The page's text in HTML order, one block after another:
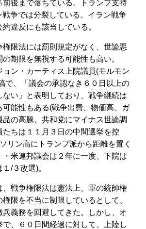
前後まで落ちている。トランプ支持
争では分裂している。イラン戦争
違反にも該当している。
権限法には罰則規定がなく、世論悪
期限を無視する可能性も高い。
ョン・カーティス上院議員(モルモン
で、「議会の承認なき６０日以上の
ない」と表明しており、戦争継続は
可能性もある(戦争出費、物価高、ガ
品の高騰、共和党にマイナス世論調
たちは１１月３日の中間選挙を控
リン高にトランプ派から距離を置く
・米連邦議会は２年に一度、下院は
/３改選)。
、戦争権限法は憲法上、軍の統帥権
限を不当に制限しているとして、
兵義務を回避してきた。しかし、オ
、６０日間経過に対して、上陸し